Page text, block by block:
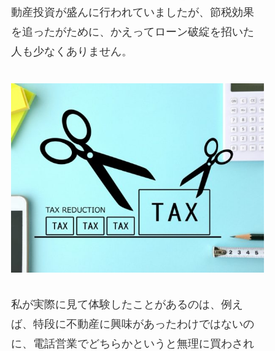
動産投資が盛んに行われていましたが、節税効果
を追ったがために、かえってローン破綻を招いた
人も少なくありません。
私が実際に見て体験したことがあるのは、例え
ば、特段に不動産に興味があったわけではないの
に、電話営業でどちらかというと無理に買わされ